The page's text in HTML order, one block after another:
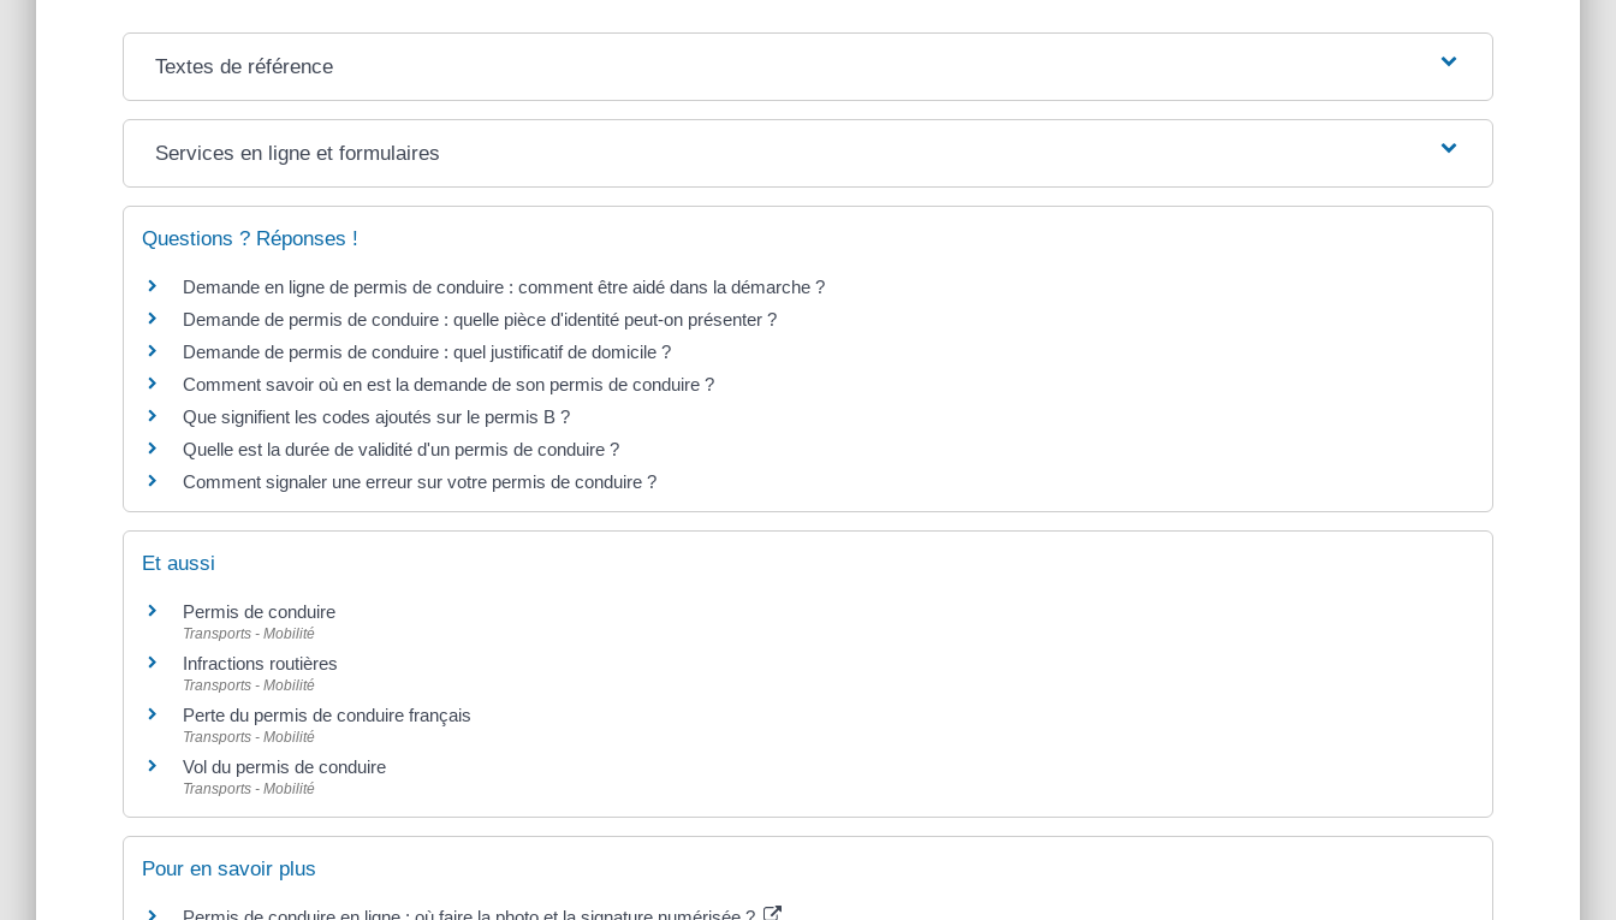
Textes de référence
Services en ligne et formulaires
Questions ? Réponses !
Demande en ligne de permis de conduire : comment être aidé dans la démarche ?
Demande de permis de conduire : quelle pièce d'identité peut-on présenter ?
Demande de permis de conduire : quel justificatif de domicile ?
Comment savoir où en est la demande de son permis de conduire ?
Que signifient les codes ajoutés sur le permis B ?
Quelle est la durée de validité d'un permis de conduire ?
Comment signaler une erreur sur votre permis de conduire ?
Et aussi
Permis de conduire
Transports - Mobilité
Infractions routières
Transports - Mobilité
Perte du permis de conduire français
Transports - Mobilité
Vol du permis de conduire
Transports - Mobilité
Pour en savoir plus